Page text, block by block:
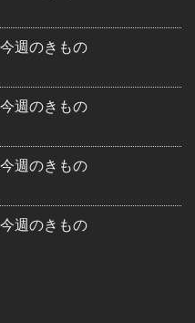
週のきもの
週のきもの
週のきもの
週のきもの